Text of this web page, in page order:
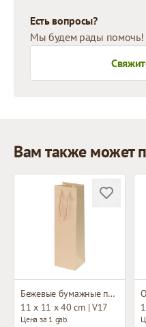
Есть вопросы?
Мы будем рады помочь!
Вам также может
Бежевые бумажные пакеты с тканевыми ручками
11 x 11 x 40 cm | V17
Цена за 1 gab.